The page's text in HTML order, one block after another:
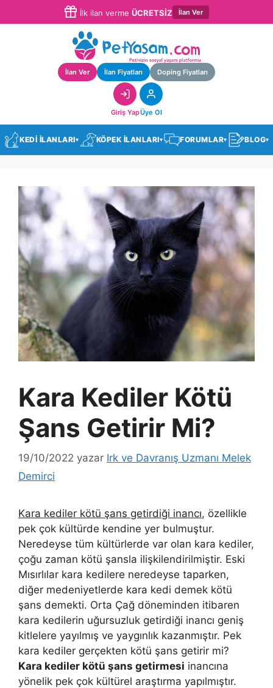
İlk ilan verme ÜCRETSİZ İlan Ver
İlan Ver İlan Fiyatları Doping Fiyatları
Giriş YapÜye Ol
KEDİ İLANLARI▾ KÖPEK İLANLARI▾ FORUMLAR▾ BLOG▾
Kara Kediler Kötü
Şans Getirir Mi?
19/10/2022 yazar Irk ve Davranış Uzmanı Melek
Demirci
Kara kediler kötü şans getirdiği inancı, özellikle
pek çok kültürde kendine yer bulmuştur.
Neredeyse tüm kültürlerde var olan kara kediler,
çoğu zaman kötü şansla ilişkilendirilmiştir. Eski
Mısırlılar kara kedilere neredeyse taparken,
diğer medeniyetlerde kara kedi demek kötü
şans demekti. Orta Çağ döneminden itibaren
kara kedilerin uğursuzluk getirdiği inancı geniş
kitlelere yayılmış ve yaygınlık kazanmıştır. Pek
kara kediler gerçekten kötü şans getirir mi?
Kara kediler kötü şans getirmesi inancına
yönelik pek çok kültürel araştırma yapılmıştır.